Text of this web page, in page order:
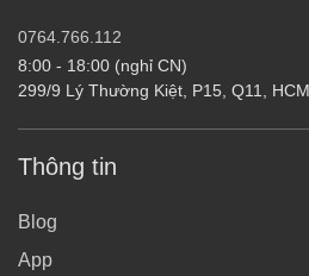
0764.766.112
8:00 - 18:00 (nghỉ CN)
299/9 Lý Thường Kiệt, P15, Q11, HCM
Thông tin
Blog
App